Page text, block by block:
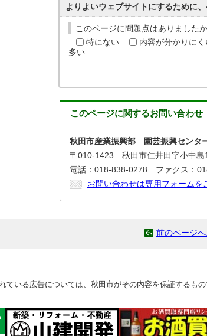
よりよいウェブサイトにするために
このページに問題点はありました
特にない
内容が分かりにく
多い
このページに関するお問い合わせ
秋田市産業振興部 園芸振興センタ
〒010-1423 秋田市仁井田字小中島
電話：018-838-0278 ファクス：
お問い合わせは専用フォームを
前のページへ
ている広告については、秋田市がその内容を保証するもの